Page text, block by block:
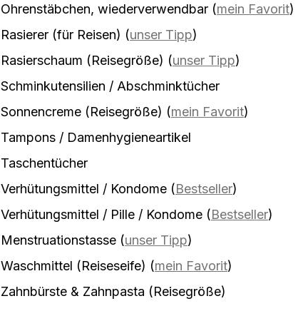
Ohrenstäbchen, wiederverwendbar (mein Favorit)
Rasierer (für Reisen) (unser Tipp)
Rasierschaum (Reisegröße) (unser Tipp)
Schminkutensilien / Abschminktücher
Sonnencreme (Reisegröße) (mein Favorit)
Tampons / Damenhygieneartikel
Taschentücher
Verhütungsmittel / Kondome (Bestseller)
Verhütungsmittel / Pille / Kondome (Bestseller)
Menstruationstasse (unser Tipp)
Waschmittel (Reiseseife) (mein Favorit)
Zahnbürste & Zahnpasta (Reisegröße)